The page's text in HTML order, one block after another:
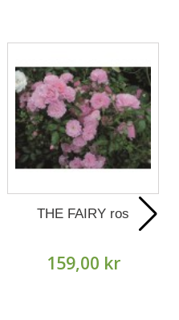
THE FAIRY ros
159,00 kr